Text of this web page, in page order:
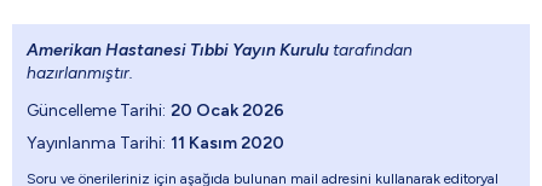
Amerikan Hastanesi Tıbbi Yayın Kurulu tarafından
hazırlanmıştır.
Güncelleme Tarihi: 20 Ocak 2026
Yayınlanma Tarihi: 11 Kasım 2020
Soru ve önerileriniz için aşağıda bulunan mail adresini kullanarak editoryal